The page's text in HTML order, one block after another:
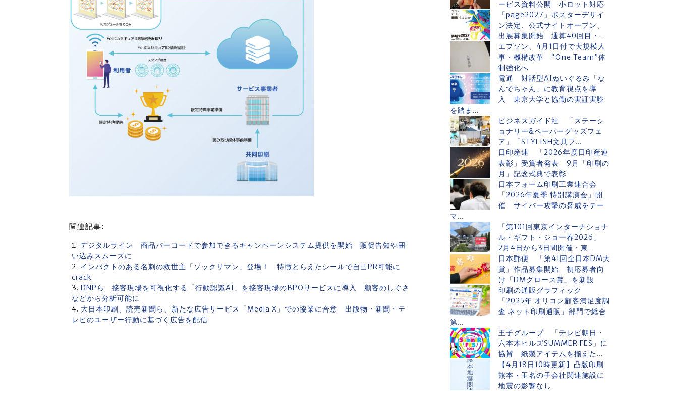
関連記事:
デジタルライン 商品バーコードで参加できるキャンペーンシステム提供を開始 販促告知や囲
い込みスムーズに
インパクトのある名刺の救世主「ソックリマン」登場！ 特徴とらえたシールで自己PR可能に
crack
DNPら 接客現場を可視化する「行動認識AI」を接客現場のBPOサービスに導入 顧客のしぐさ
などから分析可能に
大日本印刷、読売新聞ら、新たな広告サービス「Media X」での協業に合意 出版物・新聞・テ
レビのユーザー行動に基づく広告を配信
ービス資料公開 小ロット対応
「page2027」ポスターデザイ
ン決定、公式サイトオープン、
出展募集開始 通算40回目・...
エプソン、4月1日付で大規模人
事・機構改革 “One Team”体
制強化へ
電通 対話型AIぬいぐるみ「な
んでちゃん」に教育視点を導
入 東京大学と協働の実証実験
を踏ま...
ビジネスガイド社 「ステーシ
ョナリー&ペーパーグッズフェ
ア」「STYLISH文具フ...
日印産連 「2026年度日印産連
表彰」受賞者発表 9月「印刷の
月」記念式典で表彰
日本フォーム印刷工業連合会
「2026年夏季 特別講演会」開
催 サイバー攻撃の脅威をテー
マ...
「第101回東京インターナショナ
ル・ギフト・ショー春2026」
2月4日から3日間開催・東...
日本郵便 「第41回全日本DM大
賞」作品募集開始 初応募者向
け「DMグロース賞」を新設
印刷の通販グラフィック
「2025年 オリコン顧客満足度調
査 ネット印刷通販」部門で総合
第...
王子グループ 「テレビ朝日・
六本木ヒルズSUMMER FES」に
協賛 紙製アイテムを揃えた...
【4月18日10時更新】凸版印刷
熊本・玉名の子会社関連施設に
地震の影響なし